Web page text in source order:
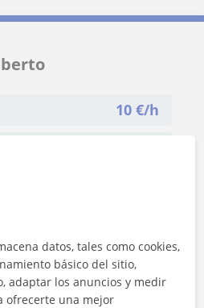
10 €/h
datos, tales como cookies,
básico del sitio,
adaptar los anuncios y medir
ofrecerte una mejor